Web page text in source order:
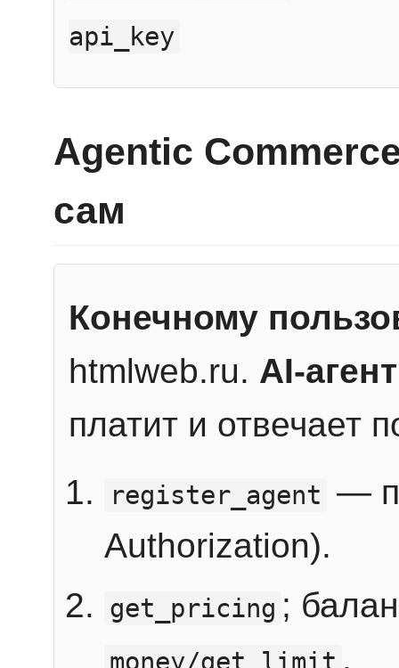
api_key
Agentic
сам
Конечному
htmlweb.ru. AI-агент
платит и отвечает
register_agent —
Authorization).
get_pricing ;
.